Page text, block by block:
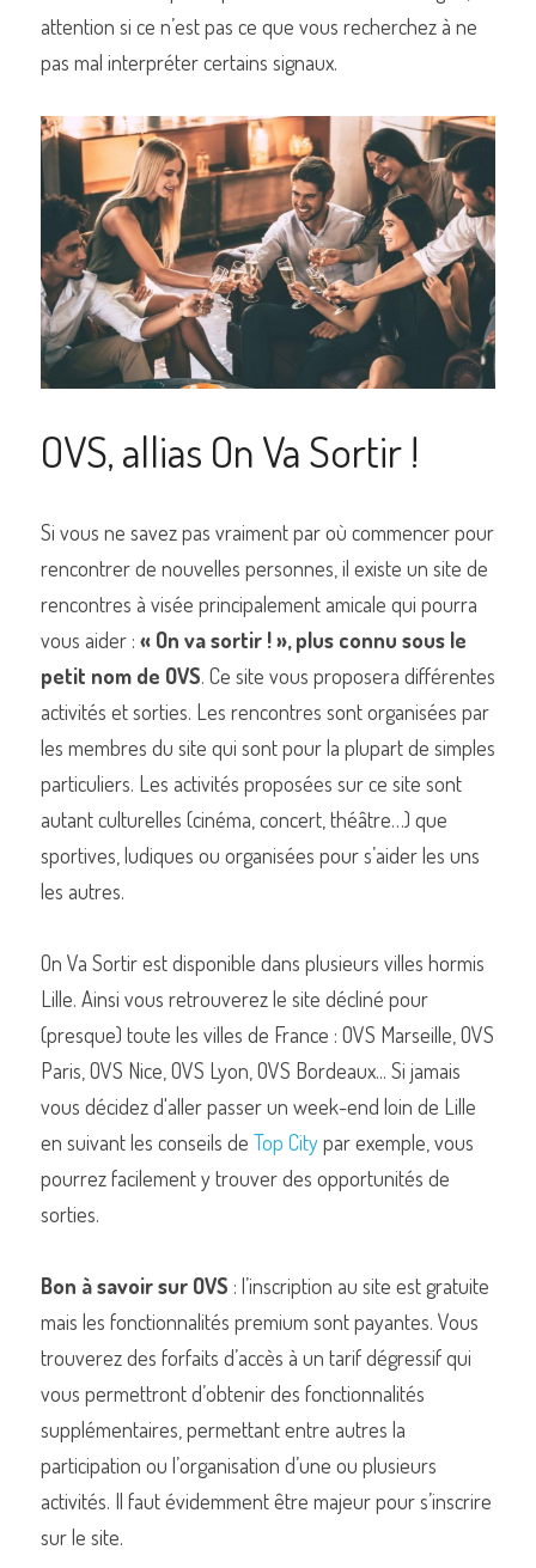
attention si ce n’est pas ce que vous recherchez à ne
pas mal interpréter certains signaux.
OVS, allias On Va Sortir !
Si vous ne savez pas vraiment par où commencer pour
rencontrer de nouvelles personnes, il existe un site de
rencontres à visée principalement amicale qui pourra
vous aider : « On va sortir ! », plus connu sous le
petit nom de OVS. Ce site vous proposera différentes
activités et sorties. Les rencontres sont organisées par
les membres du site qui sont pour la plupart de simples
particuliers. Les activités proposées sur ce site sont
autant culturelles (cinéma, concert, théâtre…) que
sportives, ludiques ou organisées pour s’aider les uns
les autres.
On Va Sortir est disponible dans plusieurs villes hormis
Lille. Ainsi vous retrouverez le site décliné pour
(presque) toute les villes de France : OVS Marseille, OVS
Paris, OVS Nice, OVS Lyon, OVS Bordeaux... Si jamais
vous décidez d'aller passer un week-end loin de Lille
en suivant les conseils de Top City par exemple, vous
pourrez facilement y trouver des opportunités de
sorties.
Bon à savoir sur OVS : l’inscription au site est gratuite
mais les fonctionnalités premium sont payantes. Vous
trouverez des forfaits d’accès à un tarif dégressif qui
vous permettront d’obtenir des fonctionnalités
supplémentaires, permettant entre autres la
participation ou l’organisation d’une ou plusieurs
activités. Il faut évidemment être majeur pour s’inscrire
sur le site.